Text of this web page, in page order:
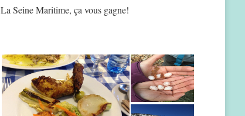
La Seine Maritime, ça vous gagne!